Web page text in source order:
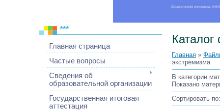
***
Главная страница
Частые вопросы
Сведения об
образовательной организации
Государственная итоговая
аттестация
Главная »
экстремизма
В категории
Показано
Сортировать по